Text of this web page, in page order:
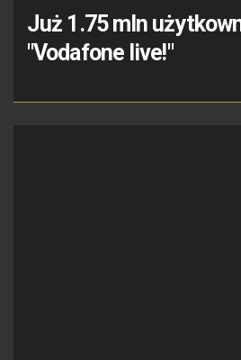
Już 1.75 mln
"Vodafone live!"